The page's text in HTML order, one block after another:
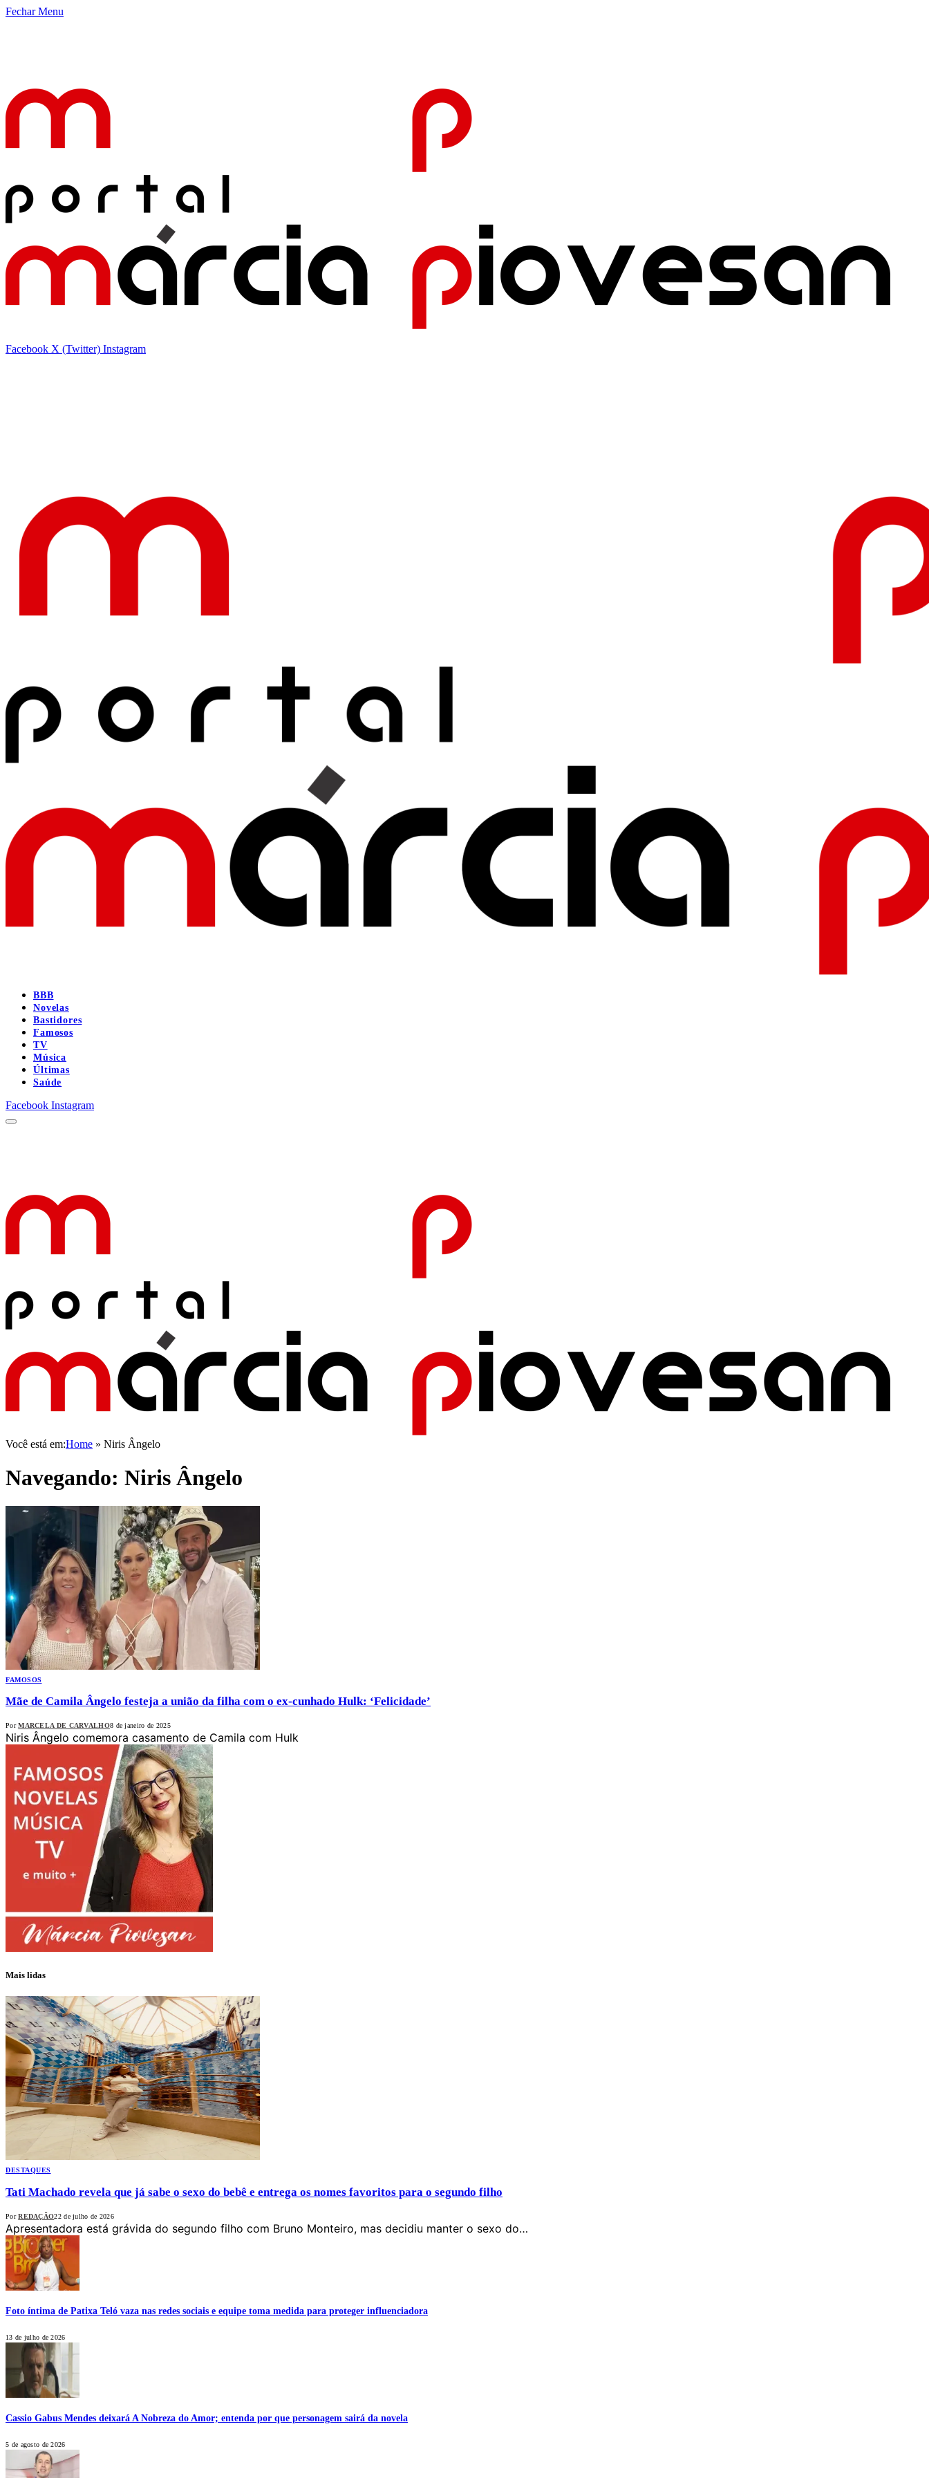
Fechar Menu
Facebook X (Twitter) Instagram
BBB
Novelas
Bastidores
Famosos
TV
Música
Últimas
Saúde
Facebook Instagram
Você está em:Home » Niris Ângelo
Navegando: Niris Ângelo
FAMOSOS
Mãe de Camila Ângelo festeja a união da filha com o ex-cunhado Hulk: ‘Felicidade’
Por MARCELA DE CARVALHO8 de janeiro de 2025
Niris Ângelo comemora casamento de Camila com Hulk
Mais lidas
DESTAQUES
Tati Machado revela que já sabe o sexo do bebê e entrega os nomes favoritos para o segundo filho
Por REDAÇÃO22 de julho de 2026
Apresentadora está grávida do segundo filho com Bruno Monteiro, mas decidiu manter o sexo do…
Foto íntima de Patixa Teló vaza nas redes sociais e equipe toma medida para proteger influenciadora
13 de julho de 2026
Cassio Gabus Mendes deixará A Nobreza do Amor; entenda por que personagem sairá da novela
5 de agosto de 2026